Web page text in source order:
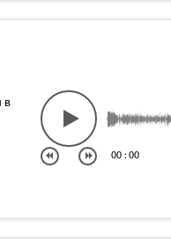
в
00 : 00